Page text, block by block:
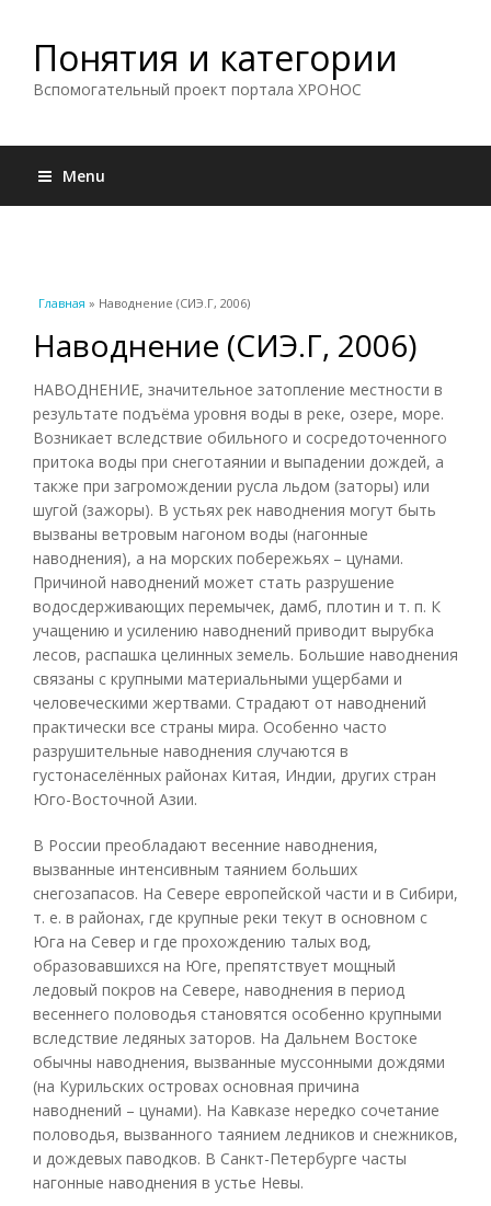
Понятия и категории
Вспомогательный проект портала ХРОНОС
Menu
Вы здесь
Главная » Наводнение (СИЭ.Г, 2006)
Наводнение (СИЭ.Г, 2006)
НАВОДНЕНИЕ, значительное затопление местности в
результате подъёма уровня воды в реке, озере, море.
Возникает вследствие обильного и сосредоточенного
притока воды при снеготаянии и выпадении дождей, а
также при загромождении русла льдом (заторы) или
шугой (зажоры). В устьях рек наводнения могут быть
вызваны ветровым нагоном воды (нагонные
наводнения), а на морских побережьях – цунами.
Причиной наводнений может стать разрушение
водосдерживающих перемычек, дамб, плотин и т. п. К
учащению и усилению наводнений приводит вырубка
лесов, распашка целинных земель. Большие наводнения
связаны с крупными материальными ущербами и
человеческими жертвами. Страдают от наводнений
практически все страны мира. Особенно часто
разрушительные наводнения случаются в
густонаселённых районах Китая, Индии, других стран
Юго-Восточной Азии.
В России преобладают весенние наводнения,
вызванные интенсивным таянием больших
снегозапасов. На Севере европейской части и в Сибири,
т. е. в районах, где крупные реки текут в основном с
Юга на Север и где прохождению талых вод,
образовавшихся на Юге, препятствует мощный
ледовый покров на Севере, наводнения в период
весеннего половодья становятся особенно крупными
вследствие ледяных заторов. На Дальнем Востоке
обычны наводнения, вызванные муссонными дождями
(на Курильских островах основная причина
наводнений – цунами). На Кавказе нередко сочетание
половодья, вызванного таянием ледников и снежников,
и дождевых паводков. В Санкт-Петербурге часты
нагонные наводнения в устье Невы.